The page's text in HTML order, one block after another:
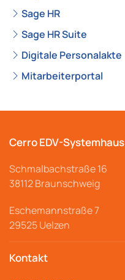
Sage HR
Sage HR Suite
Digitale Personalakte
Mitarbeiterportal
Cerro EDV-
Schmalbachstraße16
38112 Braunschweig
Eschemannstraße 7
29525 Uelzen
Kontakt